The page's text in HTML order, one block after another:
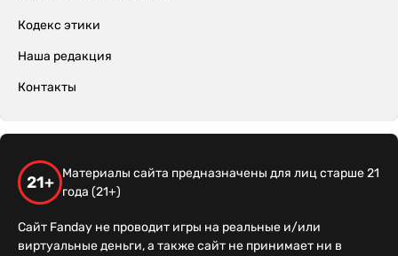
Кодекс этики
Наша редакция
Контакты
21+
Материалы сайта предназначены для лиц старше 21
года (21+)
Сайт Fanday не проводит игры на реальные и/или
виртуальные деньги, а также сайт не принимает ни в